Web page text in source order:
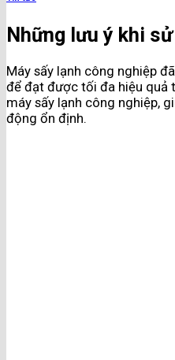
Những lưu ý khi
Máy sấy lạnh công nghiệp
để đạt được tối đa hiệu quả
máy sấy lạnh công nghiệp,
động ổn định.